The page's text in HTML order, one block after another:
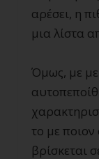
αρέσει, η
μια λίστα
Όμως, με
το με ποιον
βρίσκεται